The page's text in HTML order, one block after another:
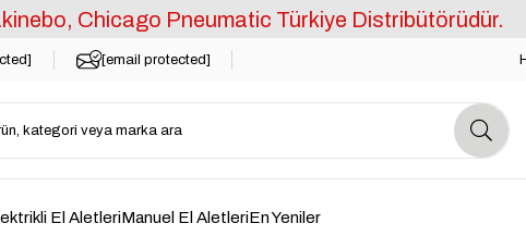
Chicago Pneumatic Türkiye Distribütörüdür.
[email protected]
El AletleriManuel El AletleriEn Yeniler